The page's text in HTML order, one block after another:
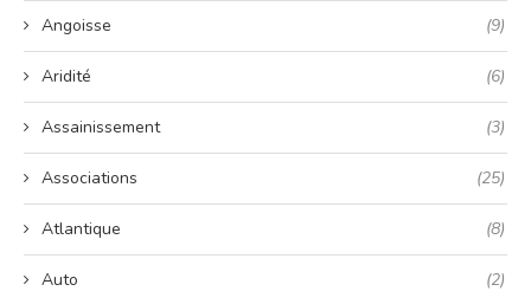
Angoisse (9)
Aridité (6)
Assainissement (3)
Associations (25)
Atlantique (8)
Auto (2)